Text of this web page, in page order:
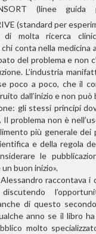
(linee
(standard per
di molta ricerca
conta nella medicina
del problema e non
L’industria
poco a poco, che il
dall’inizio e non può
gli stessi principi
Il problema non è
più generale dei
e della regola
le
buon inizio».
raccontava i
di questo
anno se il libro
molto